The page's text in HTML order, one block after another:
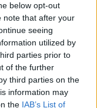
below opt-out
note that after your
seeing
utilized by
parties prior to
of the further
third parties on the
information may
the IAB’s List of